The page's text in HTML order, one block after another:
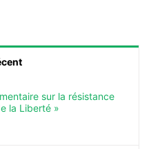
sur la résistance
la Liberté »